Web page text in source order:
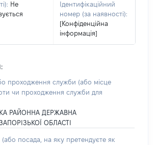
Не
Ідентифікаційний
номер (за наявності):
[Конфіденційна
інформація]
проходження служби (або місце
чи проходження служби для
РАЙОННА ДЕРЖАВНА
ОБЛАСТІ
(або посада, на яку претендуєте як